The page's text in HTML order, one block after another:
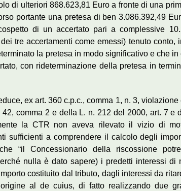
di ulteriori 868.623,81 Euro a fronte di una
portante una pretesa di ben 3.086.392,49
di un accertato pari a complessive
tre accertamenti come emessi) tenuto conto,
la pretesa in modo significativo e che
con rideterminazione della pretesa in
ex art. 360 c.p.c., comma 1, n. 3,
42, comma 2 e della L. n. 212 del 2000, art. 7 e
la CTR non aveva rilevato il vizio di
sufficienti a comprendere il calcolo degli
“il Concessionario della riscossione
nulla è dato sapere) i predetti interessi di
costituito dal tributo, dagli interessi da
al de cuius, di fatto realizzando due